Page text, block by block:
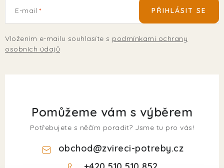
E-mail
Vložením e-mailu souhlasíte s podmínkami ochrany
osobních údajů
PŘIHLÁSIT SE
Pomůžeme vám s výběrem
Potřebujete s něčím poradit? Jsme tu pro vás!
obchod@zvireci-potreby.cz